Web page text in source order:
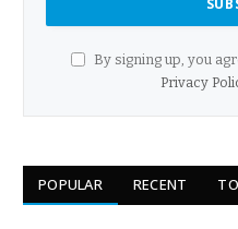
By signing up, you
Privacy
POPULAR RECENT